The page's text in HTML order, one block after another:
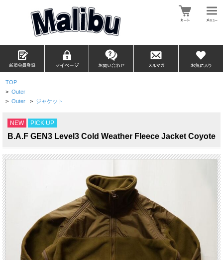
TOP
> Outer
> Outer > ジャケット
NEW PICK UP
B.A.F GEN3 Level3 Cold Weather Fleece Jacket Coyote